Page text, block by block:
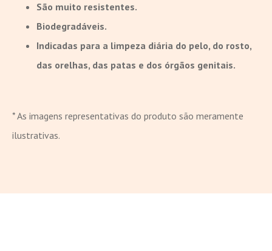
São muito resistentes.
Biodegradáveis.
Indicadas para a limpeza diária do pelo, do rosto,
das orelhas, das patas e dos órgãos genitais.
* As imagens representativas do produto são meramente
ilustrativas.